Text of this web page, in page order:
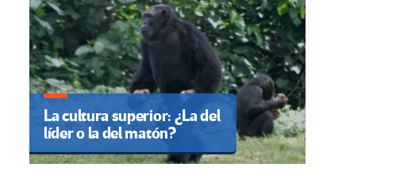
La cultura superior: ¿La del
líder o la del matón?